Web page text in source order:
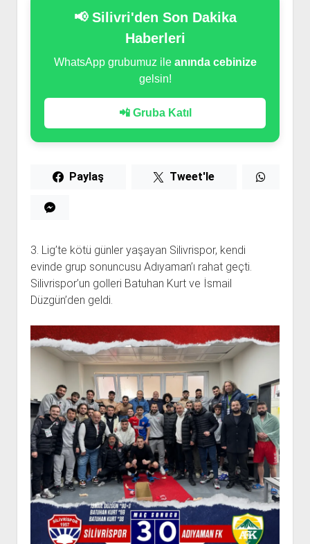
📢 Silivri'den Son Dakika
Haberleri
WhatsApp grubumuz ile anında cebinize
gelsin!
📲 Gruba Katıl
Paylaş Tweet'le
3. Lig’te kötü günler yaşayan Silivrispor, kendi
evinde grup sonuncusu Adıyaman’ı rahat geçti.
Silivrispor’un golleri Batuhan Kurt ve İsmail
Düzgün’den geldi.